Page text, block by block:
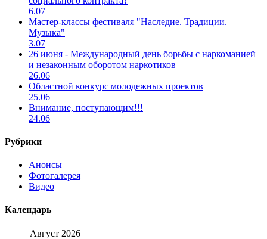
6.07
Мастер-классы фестиваля "Наследие. Традиции.
Музыка"
3.07
26 июня - Международный день борьбы с наркоманией
и незаконным оборотом наркотиков
26.06
Областной конкурс молодежных проектов
25.06
Внимание, поступающим!!!
24.06
Рубрики
Анонсы
Фотогалерея
Видео
Календарь
Август 2026